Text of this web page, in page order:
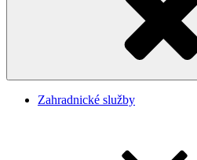
Zahradnické služby